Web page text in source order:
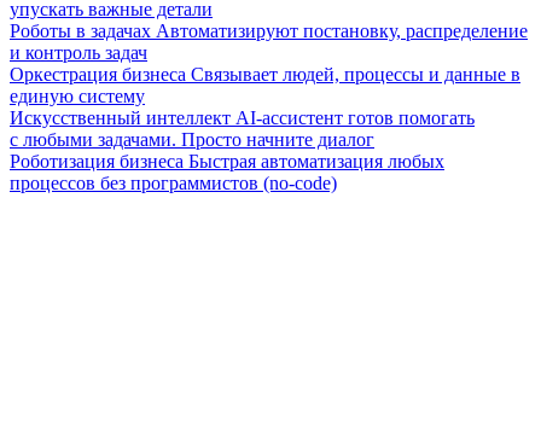
упускать важные детали
Роботы в задачах Автоматизируют постановку, распределение
и контроль задач
Оркестрация бизнеса Связывает людей, процессы и данные в
единую систему
Искусственный интеллект AI-ассистент готов помогать
с любыми задачами. Просто начните диалог
Роботизация бизнеса Быстрая автоматизация любых
процессов без программистов (no-code)